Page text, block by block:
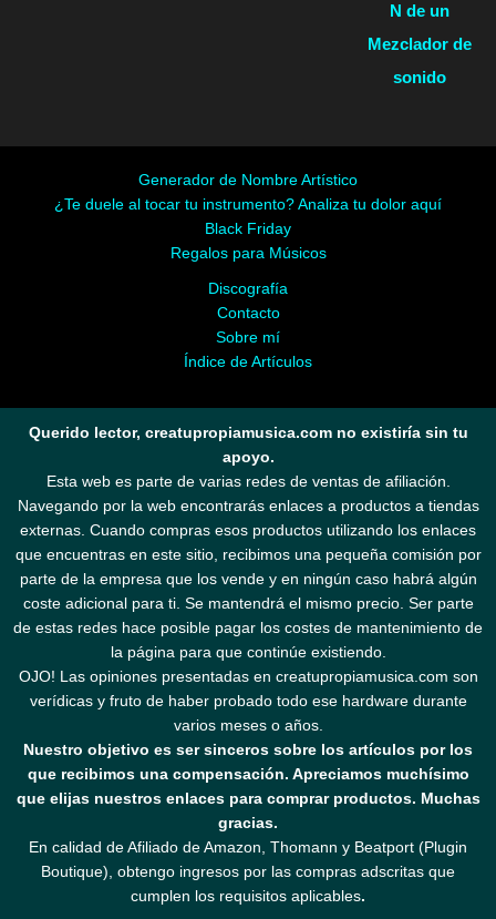
N de un
Mezclador de
sonido
Generador de Nombre Artístico
¿Te duele al tocar tu instrumento? Analiza tu dolor aquí
Black Friday
Regalos para Músicos
Discografía
Contacto
Sobre mí
Índice de Artículos
Querido lector, creatupropiamusica.com no existiría sin tu
apoyo.
Esta web es parte de varias redes de ventas de afiliación.
Navegando por la web encontrarás enlaces a productos a tiendas
externas. Cuando compras esos productos utilizando los enlaces
que encuentras en este sitio, recibimos una pequeña comisión por
parte de la empresa que los vende y en ningún caso habrá algún
coste adicional para ti. Se mantendrá el mismo precio. Ser parte
de estas redes hace posible pagar los costes de mantenimiento de
la página para que continúe existiendo.
OJO! Las opiniones presentadas en creatupropiamusica.com son
verídicas y fruto de haber probado todo ese hardware durante
varios meses o años.
Nuestro objetivo es ser sinceros sobre los artículos por los
que recibimos una compensación. Apreciamos muchísimo
que elijas nuestros enlaces para comprar productos. Muchas
gracias.
En calidad de Afiliado de Amazon, Thomann y Beatport (Plugin
Boutique), obtengo ingresos por las compras adscritas que
cumplen los requisitos aplicables.